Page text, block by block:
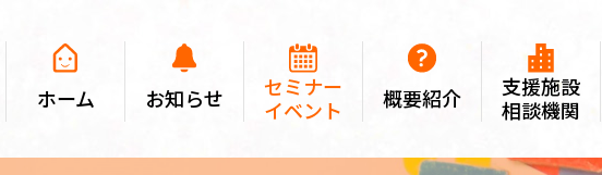
ホーム お知らせ
セミナー
イベント
概要紹介
支援施設
相談機関